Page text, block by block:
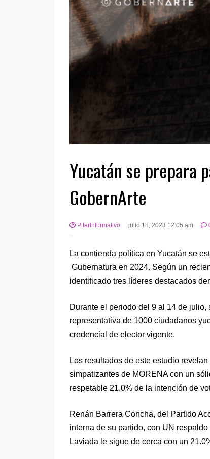
Yucatán se prepara
GobernArte
PilarInformativo julio 18, 2023 12:05 am
La contienda política en Yucatán se
Gubernatura en 2024. Según un
identificado tres líderes destacados
Durante el periodo del 9 al 14 de
representativa de 1000 ciudadanos
credencial de elector vigente.
Los resultados de este estudio revelan
simpatizantes de MORENA con un
respetable 21.0% de la intención de
Renán Barrera Concha, del Partido
interna de su partido, con UN
Laviada le sigue de cerca con un